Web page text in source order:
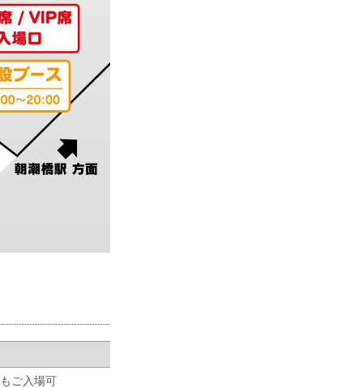
ご入場可